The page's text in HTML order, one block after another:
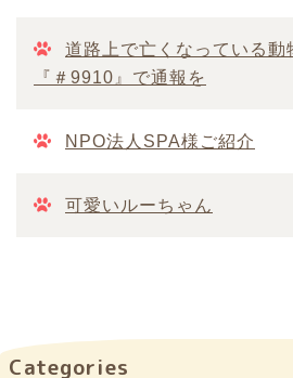
道路上で亡くなっている動
『＃9910』で通報を
NPO法人SPA様ご紹介
可愛いルーちゃん
Categories